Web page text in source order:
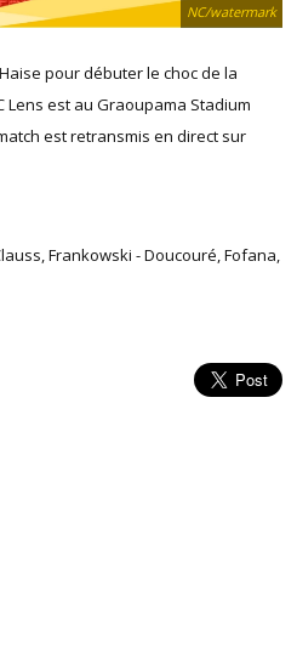
NC/watermark
pour débuter le choc de la
Lens est au Graoupama Stadium
est retransmis en direct sur
Frankowski - Doucouré, Fofana,